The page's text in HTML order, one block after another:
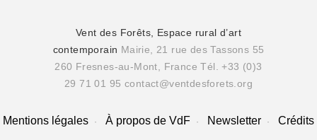
Vent des Forêts, Espace rural d’art
contemporain Mairie, 21 rue des Tassons 55
260 Fresnes-au-Mont, France Tél. +33 (0)3
29 71 01 95 contact@ventdesforets.org
Mentions légales À propos de VdF Newsletter Crédits